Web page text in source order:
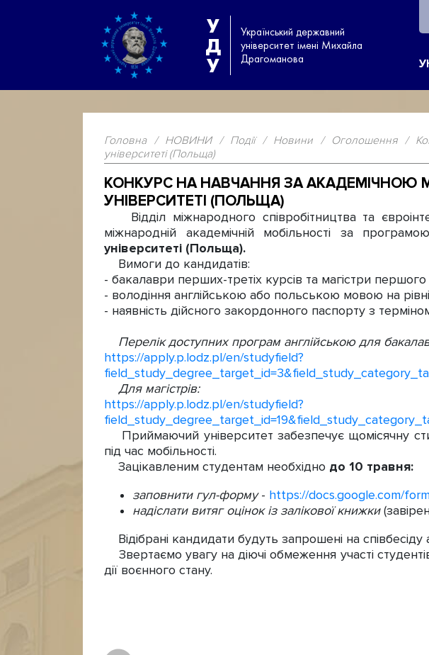
У
Д
У
Український державний
університет імені Михайла
Драгоманова
Головна / НОВИНИ / Події / Новини / Оголошення /
університеті (Польща)
КОНКУРС НА НАВЧАННЯ ЗА АКАДЕМІЧНОЮ
УНІВЕРСИТЕТІ (ПОЛЬЩА)
Відділ міжнародного співробітництва та
міжнародній академічній мобільності за
університеті (Польща).
Вимоги до кандидатів:
- бакалаври перших-третіх курсів та магістри першого
- володіння англійською або польською мовою на
- наявність дійсного закордонного паспорту з
Перелік доступних програм англійською для
https://apply.p.lodz.pl/en/studyfield?
Для магістрів:
https://apply.p.lodz.pl/en/studyfield?
Приймаючий університет забезпечує щомісячну
під час мобільності.
Зацікавленим студентам необхідно до 10 травня:
заповнити гул-форму- https://docs.google.com/
надіслати витяг оцінок із залікової книжки
Відібрані кандидати будуть запрошені на
Звертаємо увагу на діючі обмеження участі
дії воєнного стану.